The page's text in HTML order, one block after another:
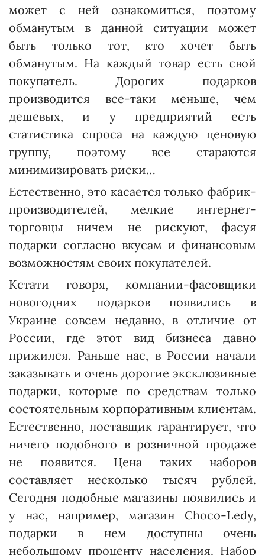
может с ней ознакомиться, поэтому
обманутым в данной ситуации может
быть только тот, кто хочет быть
обманутым. На каждый товар есть свой
покупатель. Дорогих подарков
производится все-таки меньше, чем
дешевых, и у предприятий есть
статистика спроса на каждую ценовую
группу, поэтому все стараются
минимизировать риски…
Естественно, это касается только фабрик-
производителей, мелкие интернет-
торговцы ничем не рискуют, фасуя
подарки согласно вкусам и финансовым
возможностям своих покупателей.
Кстати говоря, компании-фасовщики
новогодних подарков появились в
Украине совсем недавно, в отличие от
России, где этот вид бизнеса давно
прижился. Раньше нас, в России начали
заказывать и очень дорогие эксклюзивные
подарки, которые по средствам только
состоятельным корпоративным клиентам.
Естест­венно, поставщик гарантирует, что
ничего подобного в розничной продаже
не появится. Цена таких наборов
составляет несколько тысяч рублей.
Сегодня подобные магазины появились и
у нас, например, магазин Choco-Ledy,
подарки в нем доступны очень
небольшому проценту населения. Набор